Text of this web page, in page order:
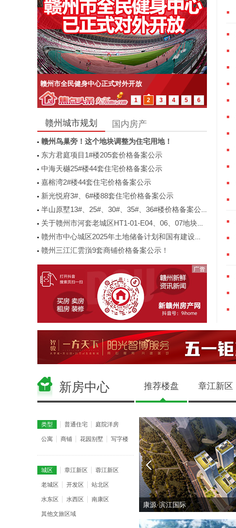
2025开年最值得上车的楼盘——云镜
1 2 3 4 5 6
赣州城市规划 国内房产
赣州鸟巢旁！这个地块调整为住宅用地！
东方君庭项目1#楼205套价格备案公示
中海天樾25#楼44套住宅价格备案公示
嘉榕湾2#楼44套住宅价格备案公示
新光悦府3#、6#楼88套住宅价格备案公示
半山原墅13#、25#、30#、35#、36#楼价格备案公示
关于赣州市河套老城区HT1-01-E04、06、07地块规划调整事项的公示公告
赣州市中心城区2025年土地储备计划和国有建设用地供应计划
赣州三江汇雲嵿9套商铺价格备案公示！
新房中心 推荐楼盘 章江新区
类型 普通住宅 庭院洋房
公寓 商铺 花园别墅 写字楼
城区 章江新区 蓉江新区
老城区 开发区 站北区
水东区 水西区 南康区
其他文旅区域
蓉江御府